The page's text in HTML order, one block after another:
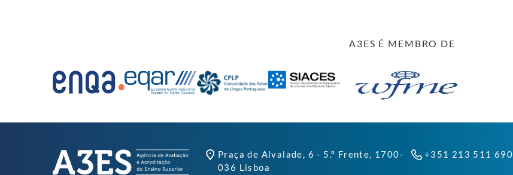
A3ES É MEMBRO DE
Praça de Alvalade, 6 - 5.º Frente, 1700-
036 Lisboa
+351 213 511 690